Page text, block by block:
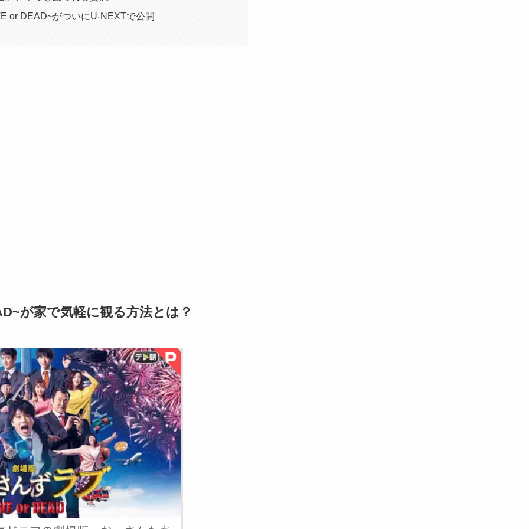
or DEAD~がついにU-NEXTで公開
が家で気軽に観る方法とは？